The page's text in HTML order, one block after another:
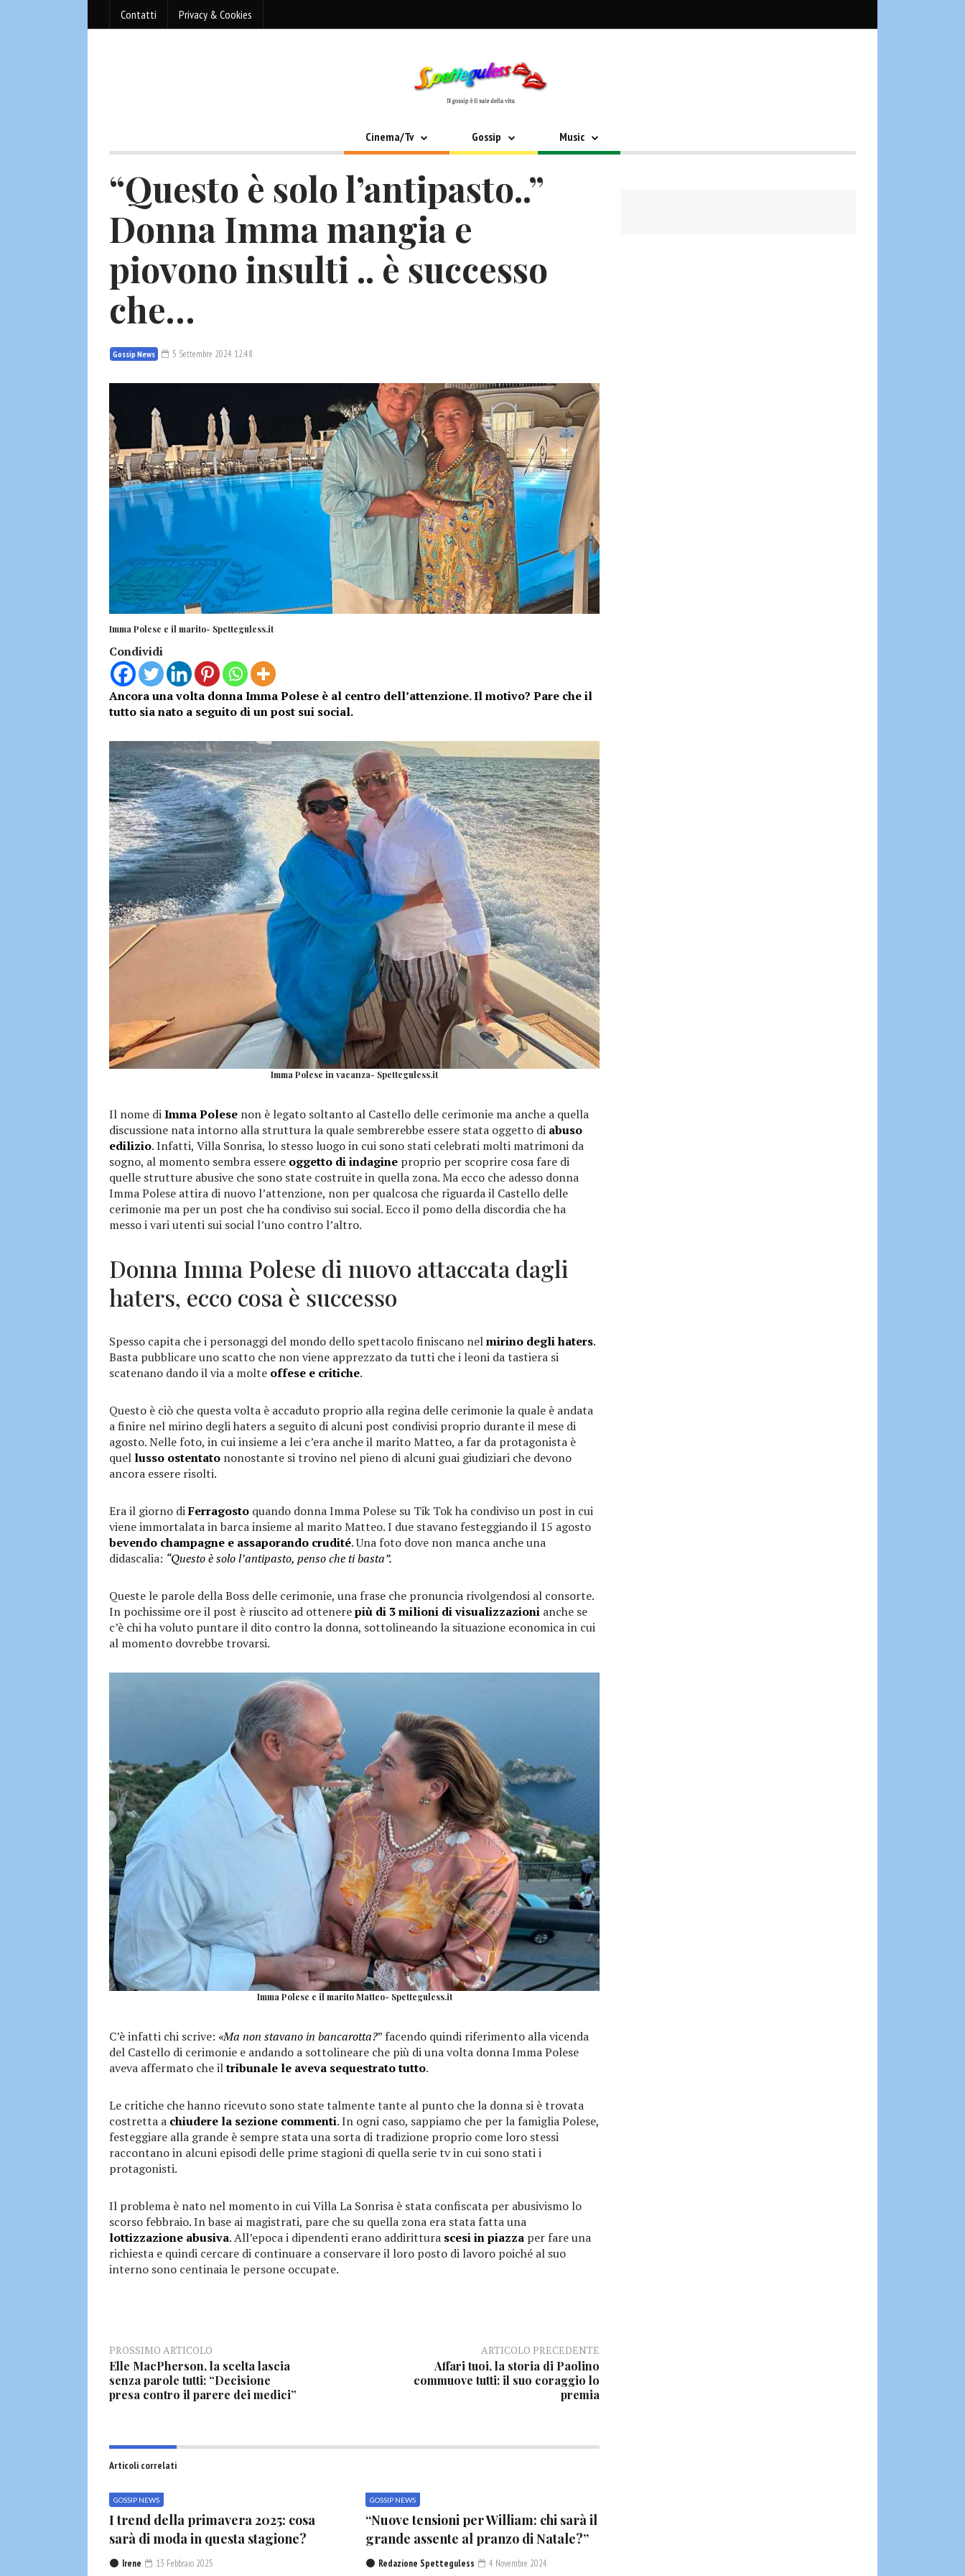
Contatti Privacy & Cookies
Cinema/Tv Gossip Music
“Questo è solo l’antipasto..”
Donna Imma mangia e
piovono insulti .. è successo
che…
Gossip News 5 Settembre 2024 12:48
Imma Polese e il marito- Spetteguless.it
Condividi
Ancora una volta donna Imma Polese è al centro dell’attenzione. Il motivo? Pare che il
tutto sia nato a seguito di un post sui social.
Imma Polese in vacanza- Spetteguless.it
Il nome diImma Polese non è legato soltanto al Castello delle cerimonie ma anche a quella
discussione nata intorno alla struttura la quale sembrerebbe essere stata oggetto di abuso
edilizio. Infatti, Villa Sonrisa, lo stesso luogo in cui sono stati celebrati molti matrimoni da
sogno, al momento sembra essere oggetto di indagine proprio per scoprire cosa fare di
quelle strutture abusive che sono state costruite in quella zona. Ma ecco che adesso donna
Imma Polese attira di nuovo l’attenzione, non per qualcosa che riguarda il Castello delle
cerimonie ma per un post che ha condiviso sui social. Ecco il pomo della discordia che ha
messo i vari utenti sui social l’uno contro l’altro.
Donna Imma Polese di nuovo attaccata dagli
haters, ecco cosa è successo
Spesso capita che i personaggi del mondo dello spettacolo finiscano nelmirino degli haters.
Basta pubblicare uno scatto che non viene apprezzato da tutti che i leoni da tastiera si
scatenano dando il via a molte offese e critiche.
Questo è ciò che questa volta è accaduto proprio alla regina delle cerimonie la quale è andata
a finire nel mirino degli haters a seguito di alcuni post condivisi proprio durante il mese di
agosto. Nelle foto, in cui insieme a lei c’era anche il marito Matteo, a far da protagonista è
quel lusso ostentato nonostante si trovino nel pieno di alcuni guai giudiziari che devono
ancora essere risolti.
Era il giorno diFerragosto quando donna Imma Polese su Tik Tok ha condiviso un post in cui
viene immortalata in barca insieme al marito Matteo. I due stavano festeggiando il 15 agosto
bevendo champagne e assaporando crudité. Una foto dove non manca anche una
didascalia: “Questo è solo l’antipasto, penso che ti basta”.
Queste le parole della Boss delle cerimonie, una frase che pronuncia rivolgendosi al consorte.
In pochissime ore il post è riuscito ad ottenerepiù di 3 milioni di visualizzazioni anche se
c’è chi ha voluto puntare il dito contro la donna, sottolineando la situazione economica in cui
al momento dovrebbe trovarsi.
Imma Polese e il marito Matteo- Spetteguless.it
C’è infatti chi scrive: «Ma non stavano in bancarotta?” facendo quindi riferimento alla vicenda
del Castello di cerimonie e andando a sottolineare che più di una volta donna Imma Polese
aveva affermato che iltribunale le aveva sequestrato tutto.
Le critiche che hanno ricevuto sono state talmente tante al punto che la donna si è trovata
costretta a chiudere la sezione commenti. In ogni caso, sappiamo che per la famiglia Polese,
festeggiare alla grande è sempre stata una sorta di tradizione proprio come loro stessi
raccontano in alcuni episodi delle prime stagioni di quella serie tv in cui sono stati i
protagonisti.
Il problema è nato nel momento in cui Villa La Sonrisa è stata confiscata per abusivismo lo
scorso febbraio. In base ai magistrati, pare che su quella zona era stata fatta una
lottizzazione abusiva. All’epoca i dipendenti erano addirittura scesi in piazza per fare una
richiesta e quindi cercare di continuare a conservare il loro posto di lavoro poiché al suo
interno sono centinaia le persone occupate.
PROSSIMO ARTICOLO
Elle MacPherson, la scelta lascia
senza parole tutti: “Decisione
presa contro il parere dei medici”
ARTICOLO PRECEDENTE
Affari tuoi, la storia di Paolino
commuove tutti: il suo coraggio lo
premia
Articoli correlati
GOSSIP NEWS
I trend della primavera 2025: cosa
sarà di moda in questa stagione?
Irene 13 Febbraio 2025
GOSSIP NEWS
“Nuove tensioni per William: chi sarà il
grande assente al pranzo di Natale?”
Redazione Spetteguless 4 Novembre 2024